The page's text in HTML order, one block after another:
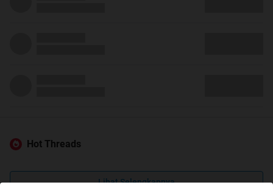
Hot Threads
Lihat Selengkapnya